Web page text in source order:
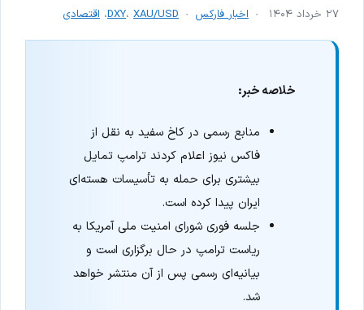
۲۷ خرداد ۱۴۰۴ اخبار فارکس DXY، XAU/USD ، اقتصادی
خلاصه خبر:
منابع رسمی در کاخ سفید به نقل از
فاکس نیوز اعلام کردند ترامپ تمایل
بیشتری برای حمله به تأسیسات هسته‌ای
ایران پیدا کرده است.
جلسه فوری شورای امنیت ملی آمریکا به
ریاست ترامپ در حال برگزاری است و
بیانیه‌ای رسمی پس از آن منتشر خواهد
شد.